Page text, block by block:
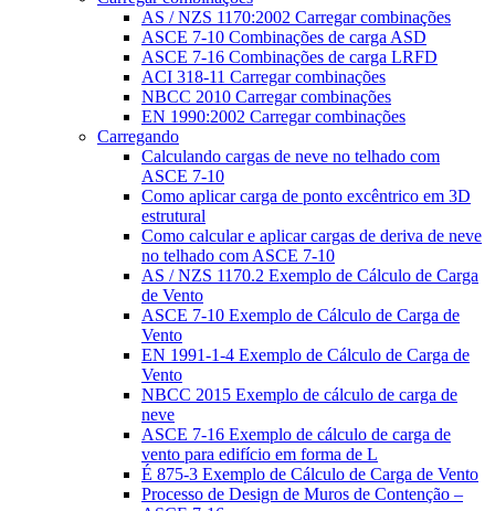
AS / NZS 1170:2002 Carregar combinações
ASCE 7-10 Combinações de carga ASD
ASCE 7-16 Combinações de carga LRFD
ACI 318-11 Carregar combinações
NBCC 2010 Carregar combinações
EN 1990:2002 Carregar combinações
Carregando
Calculando cargas de neve no telhado com
ASCE 7-10
Como aplicar carga de ponto excêntrico em 3D
estrutural
Como calcular e aplicar cargas de deriva de neve
no telhado com ASCE 7-10
AS / NZS 1170.2 Exemplo de Cálculo de Carga
de Vento
ASCE 7-10 Exemplo de Cálculo de Carga de
Vento
EN 1991-1-4 Exemplo de Cálculo de Carga de
Vento
NBCC 2015 Exemplo de cálculo de carga de
neve
ASCE 7-16 Exemplo de cálculo de carga de
vento para edifício em forma de L
É 875-3 Exemplo de Cálculo de Carga de Vento
Processo de Design de Muros de Contenção –